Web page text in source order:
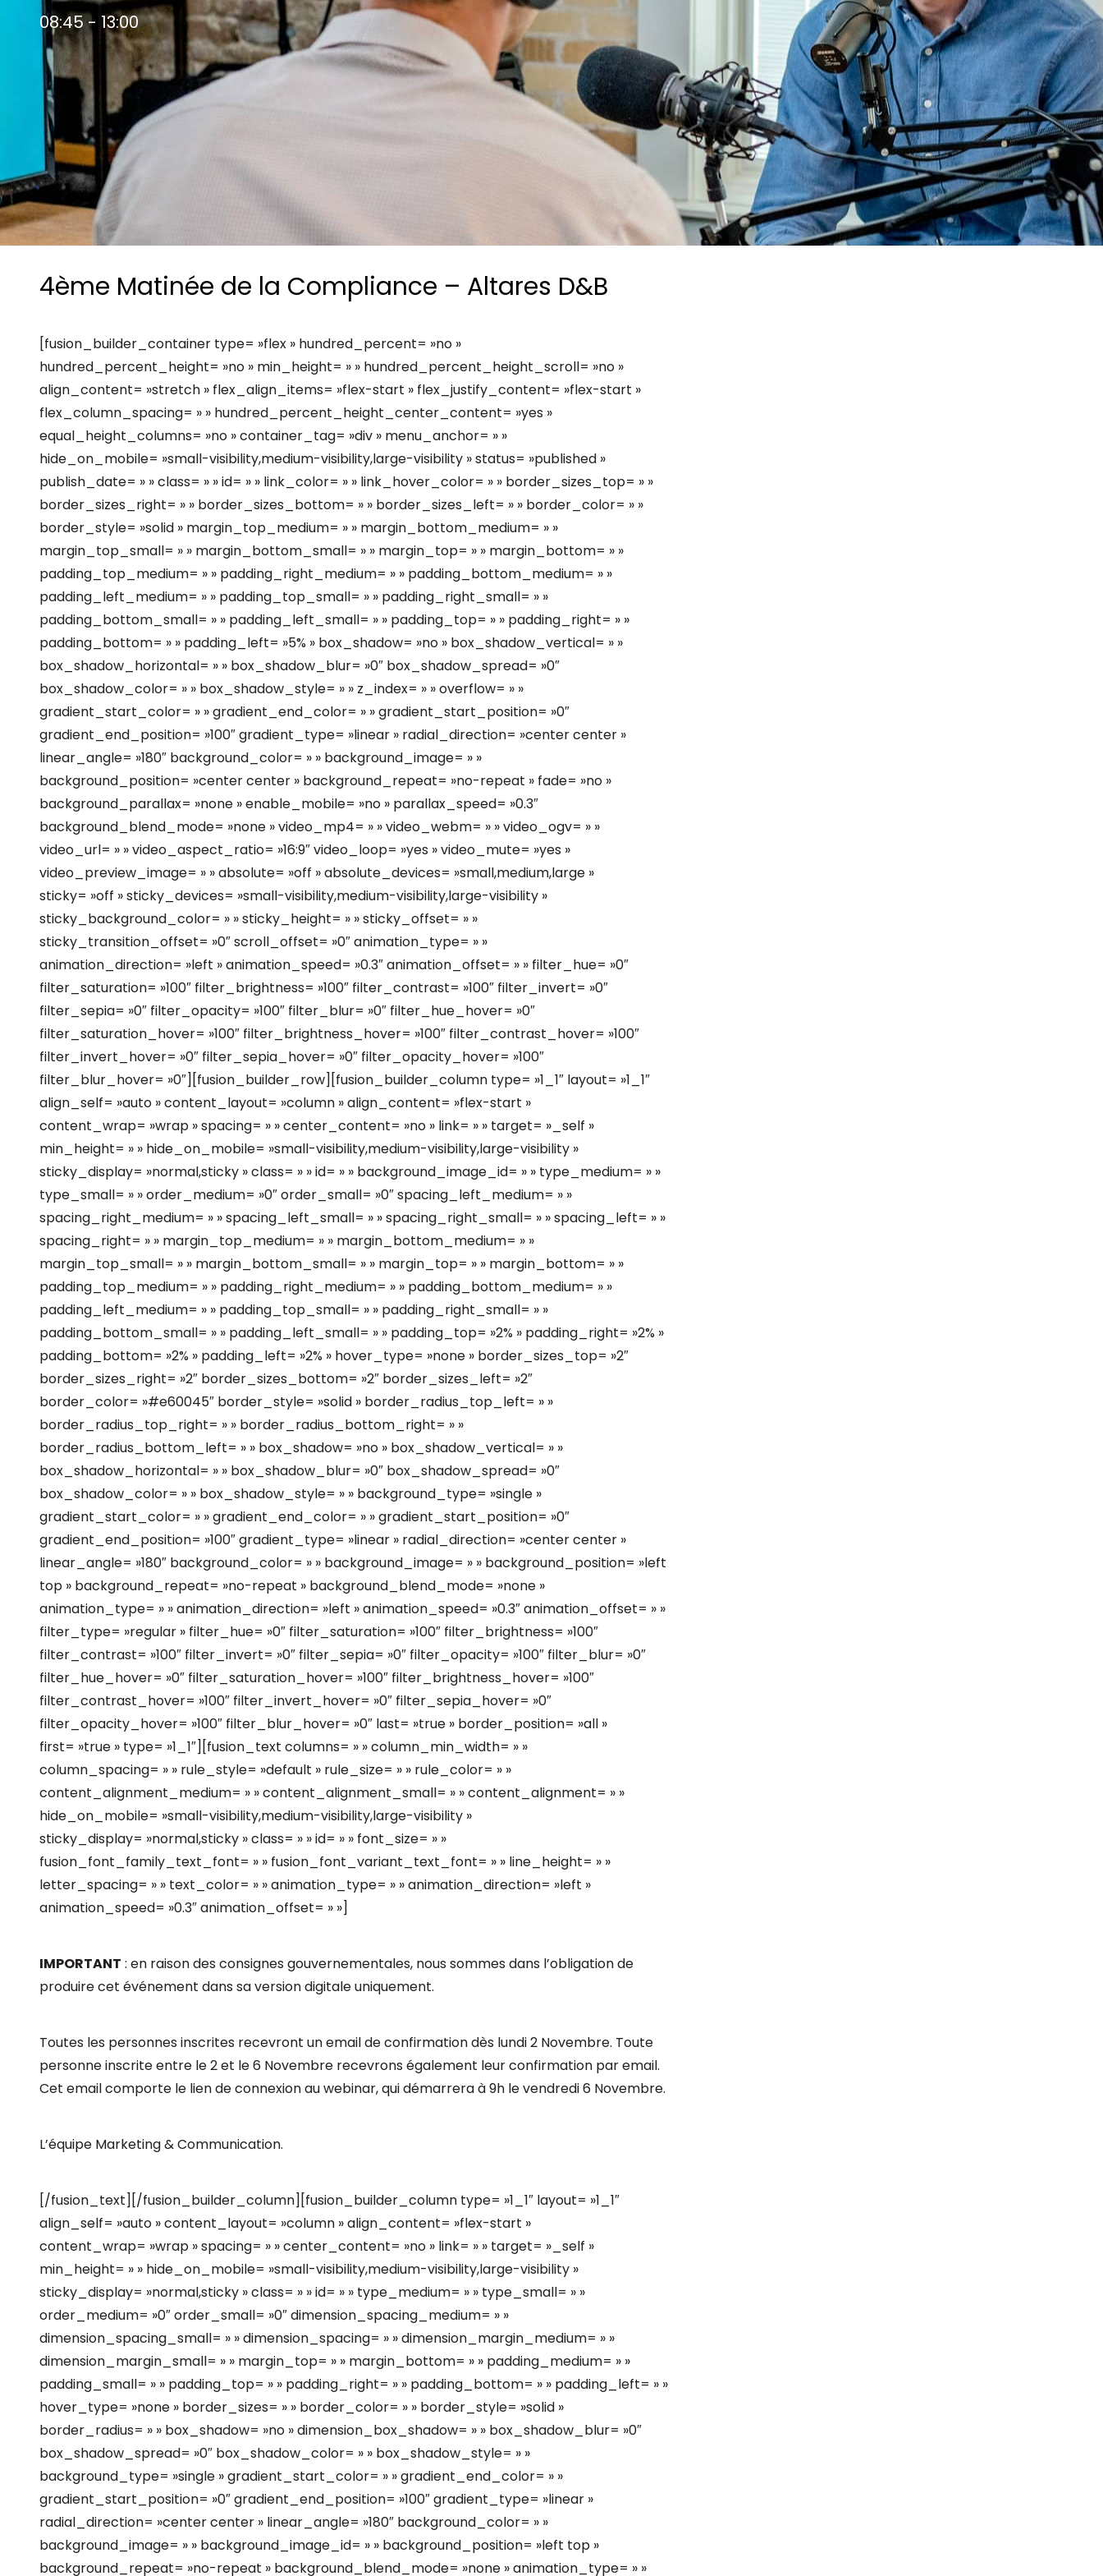
Prendre de meilleures
décisions ​et adopter les
bonnes stratégies​ grâce à
l’attitude de paiement
Les principes qui guident nos équipes et
nos engagements.
Découvrir nos valeurs
Consultez les informations relatives à
notre évaluation EcoVadis.
Consulter le rapport
08:45 - 13:00
4ème Matinée de la Compliance – Altares D&B
[fusion_builder_container type= »flex » hundred_percent= »no »
hundred_percent_height= »no » min_height= » » hundred_percent_height_scroll= »no »
align_content= »stretch » flex_align_items= »flex-start » flex_justify_content= »flex-start »
flex_column_spacing= » » hundred_percent_height_center_content= »yes »
equal_height_columns= »no » container_tag= »div » menu_anchor= » »
hide_on_mobile= »small-visibility,medium-visibility,large-visibility » status= »published »
publish_date= » » class= » » id= » » link_color= » » link_hover_color= » » border_sizes_top= » »
border_sizes_right= » » border_sizes_bottom= » » border_sizes_left= » » border_color= » »
border_style= »solid » margin_top_medium= » » margin_bottom_medium= » »
margin_top_small= » » margin_bottom_small= » » margin_top= » » margin_bottom= » »
padding_top_medium= » » padding_right_medium= » » padding_bottom_medium= » »
padding_left_medium= » » padding_top_small= » » padding_right_small= » »
padding_bottom_small= » » padding_left_small= » » padding_top= » » padding_right= » »
padding_bottom= » » padding_left= »5% » box_shadow= »no » box_shadow_vertical= » »
box_shadow_horizontal= » » box_shadow_blur= »0″ box_shadow_spread= »0″
box_shadow_color= » » box_shadow_style= » » z_index= » » overflow= » »
gradient_start_color= » » gradient_end_color= » » gradient_start_position= »0″
gradient_end_position= »100″ gradient_type= »linear » radial_direction= »center center »
linear_angle= »180″ background_color= » » background_image= » »
background_position= »center center » background_repeat= »no-repeat » fade= »no »
background_parallax= »none » enable_mobile= »no » parallax_speed= »0.3″
background_blend_mode= »none » video_mp4= » » video_webm= » » video_ogv= » »
video_url= » » video_aspect_ratio= »16:9″ video_loop= »yes » video_mute= »yes »
video_preview_image= » » absolute= »off » absolute_devices= »small,medium,large »
sticky= »off » sticky_devices= »small-visibility,medium-visibility,large-visibility »
sticky_background_color= » » sticky_height= » » sticky_offset= » »
sticky_transition_offset= »0″ scroll_offset= »0″ animation_type= » »
animation_direction= »left » animation_speed= »0.3″ animation_offset= » » filter_hue= »0″
filter_saturation= »100″ filter_brightness= »100″ filter_contrast= »100″ filter_invert= »0″
filter_sepia= »0″ filter_opacity= »100″ filter_blur= »0″ filter_hue_hover= »0″
filter_saturation_hover= »100″ filter_brightness_hover= »100″ filter_contrast_hover= »100″
filter_invert_hover= »0″ filter_sepia_hover= »0″ filter_opacity_hover= »100″
filter_blur_hover= »0″][fusion_builder_row][fusion_builder_column type= »1_1″ layout= »1_1″
align_self= »auto » content_layout= »column » align_content= »flex-start »
content_wrap= »wrap » spacing= » » center_content= »no » link= » » target= »_self »
min_height= » » hide_on_mobile= »small-visibility,medium-visibility,large-visibility »
sticky_display= »normal,sticky » class= » » id= » » background_image_id= » » type_medium= » »
type_small= » » order_medium= »0″ order_small= »0″ spacing_left_medium= » »
spacing_right_medium= » » spacing_left_small= » » spacing_right_small= » » spacing_left= » »
spacing_right= » » margin_top_medium= » » margin_bottom_medium= » »
margin_top_small= » » margin_bottom_small= » » margin_top= » » margin_bottom= » »
padding_top_medium= » » padding_right_medium= » » padding_bottom_medium= » »
padding_left_medium= » » padding_top_small= » » padding_right_small= » »
padding_bottom_small= » » padding_left_small= » » padding_top= »2% » padding_right= »2% »
padding_bottom= »2% » padding_left= »2% » hover_type= »none » border_sizes_top= »2″
border_sizes_right= »2″ border_sizes_bottom= »2″ border_sizes_left= »2″
border_color= »#e60045″ border_style= »solid » border_radius_top_left= » »
border_radius_top_right= » » border_radius_bottom_right= » »
border_radius_bottom_left= » » box_shadow= »no » box_shadow_vertical= » »
box_shadow_horizontal= » » box_shadow_blur= »0″ box_shadow_spread= »0″
box_shadow_color= » » box_shadow_style= » » background_type= »single »
gradient_start_color= » » gradient_end_color= » » gradient_start_position= »0″
gradient_end_position= »100″ gradient_type= »linear » radial_direction= »center center »
linear_angle= »180″ background_color= » » background_image= » » background_position= »left
top » background_repeat= »no-repeat » background_blend_mode= »none »
animation_type= » » animation_direction= »left » animation_speed= »0.3″ animation_offset= » »
filter_type= »regular » filter_hue= »0″ filter_saturation= »100″ filter_brightness= »100″
filter_contrast= »100″ filter_invert= »0″ filter_sepia= »0″ filter_opacity= »100″ filter_blur= »0″
filter_hue_hover= »0″ filter_saturation_hover= »100″ filter_brightness_hover= »100″
filter_contrast_hover= »100″ filter_invert_hover= »0″ filter_sepia_hover= »0″
filter_opacity_hover= »100″ filter_blur_hover= »0″ last= »true » border_position= »all »
first= »true » type= »1_1″][fusion_text columns= » » column_min_width= » »
column_spacing= » » rule_style= »default » rule_size= » » rule_color= » »
content_alignment_medium= » » content_alignment_small= » » content_alignment= » »
hide_on_mobile= »small-visibility,medium-visibility,large-visibility »
sticky_display= »normal,sticky » class= » » id= » » font_size= » »
fusion_font_family_text_font= » » fusion_font_variant_text_font= » » line_height= » »
letter_spacing= » » text_color= » » animation_type= » » animation_direction= »left »
animation_speed= »0.3″ animation_offset= » »]
IMPORTANT : en raison des consignes gouvernementales, nous sommes dans l’obligation de
produire cet événement dans sa version digitale uniquement.
Toutes les personnes inscrites recevront un email de confirmation dès lundi 2 Novembre. Toute
personne inscrite entre le 2 et le 6 Novembre recevrons également leur confirmation par email.
Cet email comporte le lien de connexion au webinar, qui démarrera à 9h le vendredi 6 Novembre.
L’équipe Marketing & Communication.
[/fusion_text][/fusion_builder_column][fusion_builder_column type= »1_1″ layout= »1_1″
align_self= »auto » content_layout= »column » align_content= »flex-start »
content_wrap= »wrap » spacing= » » center_content= »no » link= » » target= »_self »
min_height= » » hide_on_mobile= »small-visibility,medium-visibility,large-visibility »
sticky_display= »normal,sticky » class= » » id= » » type_medium= » » type_small= » »
order_medium= »0″ order_small= »0″ dimension_spacing_medium= » »
dimension_spacing_small= » » dimension_spacing= » » dimension_margin_medium= » »
dimension_margin_small= » » margin_top= » » margin_bottom= » » padding_medium= » »
padding_small= » » padding_top= » » padding_right= » » padding_bottom= » » padding_left= » »
hover_type= »none » border_sizes= » » border_color= » » border_style= »solid »
border_radius= » » box_shadow= »no » dimension_box_shadow= » » box_shadow_blur= »0″
box_shadow_spread= »0″ box_shadow_color= » » box_shadow_style= » »
background_type= »single » gradient_start_color= » » gradient_end_color= » »
gradient_start_position= »0″ gradient_end_position= »100″ gradient_type= »linear »
radial_direction= »center center » linear_angle= »180″ background_color= » »
background_image= » » background_image_id= » » background_position= »left top »
background_repeat= »no-repeat » background_blend_mode= »none » animation_type= » »